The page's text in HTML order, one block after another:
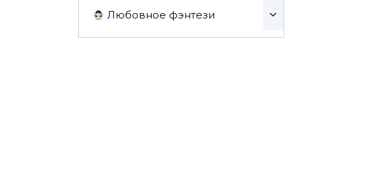
Любовное фэнтези